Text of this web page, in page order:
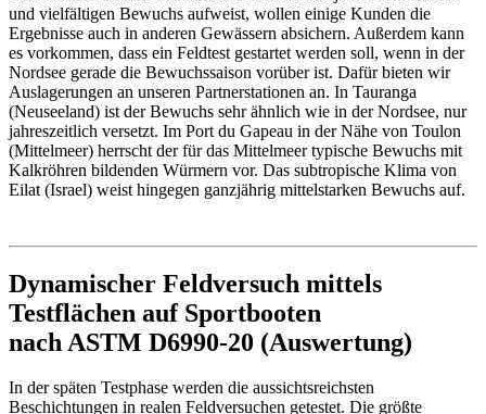
und vielfältigen Bewuchs aufweist, wollen einige Kunden die
Ergebnisse auch in anderen Gewässern absichern. Außerdem kann
es vorkommen, dass ein Feldtest gestartet werden soll, wenn in der
Nordsee gerade die Bewuchssaison vorüber ist. Dafür bieten wir
Auslagerungen an unseren Partnerstationen an. In Tauranga
(Neuseeland) ist der Bewuchs sehr ähnlich wie in der Nordsee, nur
jahreszeitlich versetzt. Im Port du Gapeau in der Nähe von Toulon
(Mittelmeer) herrscht der für das Mittelmeer typische Bewuchs mit
Kalkröhren bildenden Würmern vor. Das subtropische Klima von
Eilat (Israel) weist hingegen ganzjährig mittelstarken Bewuchs auf.
Dynamischer Feldversuch mittels
Testflächen auf Sportbooten
nach ASTM D6990-20 (Auswertung)
In der späten Testphase werden die aussichtsreichsten
Beschichtungen in realen Feldversuchen getestet. Die größte